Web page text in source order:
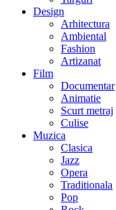
Design
Arhitectura
Ambiental
Fashion
Artizanat
Film
Documentar
Animatie
Scurt metraj
Culise
Muzica
Clasica
Jazz
Opera
Traditionala
Pop